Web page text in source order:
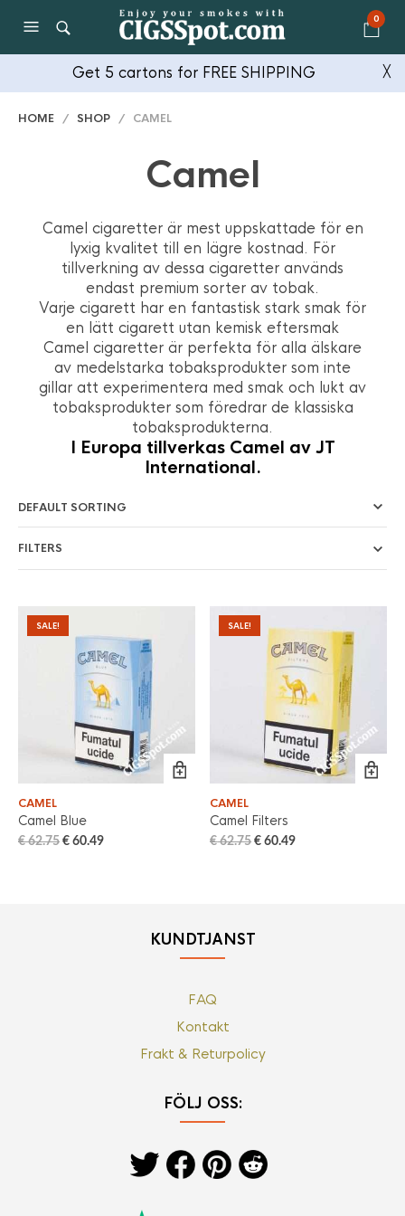
0
Get 5 cartons for FREE SHIPPING ╳
HOME / SHOP / CAMEL
Camel
Camel cigaretter är mest uppskattade för en
lyxig kvalitet till en lägre kostnad. För
tillverkning av dessa cigaretter används
endast premium sorter av tobak.
Varje cigarett har en fantastisk stark smak för
en lätt cigarett utan kemisk eftersmak
Camel cigaretter är perfekta för alla älskare
av medelstarka tobaksprodukter som inte
gillar att experimentera med smak och lukt av
tobaksprodukter som föredrar de klassiska
tobaksprodukterna.
I Europa tillverkas Camel av JT
International.
FILTERS
SALE!
CAMEL
Camel Blue
€62.75 € 60.49
SALE!
CAMEL
Camel Filters
€62.75 € 60.49
KUNDTJÄNST
FAQ
Kontakt
Frakt & Returpolicy
FÖLJ OSS: